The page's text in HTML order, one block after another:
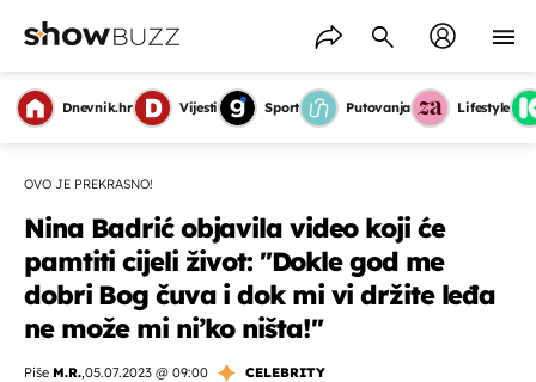
Dnevnik.hr Vijesti Sport Putovanja Lifestyle
OVO JE PREKRASNO!
Nina Badrić objavila video koji će
pamtiti cijeli život: ''Dokle god me
dobri Bog čuva i dok mi vi držite leđa
ne može mi ni’ko ništa!''
Piše M.R.,05.07.2023 @ 09:00
CELEBRITY